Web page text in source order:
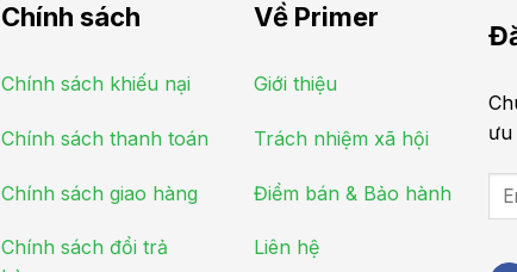
Chính sách
Chính sách khiếu nại
Chính sách thanh toán
Chính sách giao hàng
Chính sách đổi trả
Về Primer
Giới thiệu
Trách nhiệm xã hội
Điểm bán & Bảo hành
Liên hệ
ưu